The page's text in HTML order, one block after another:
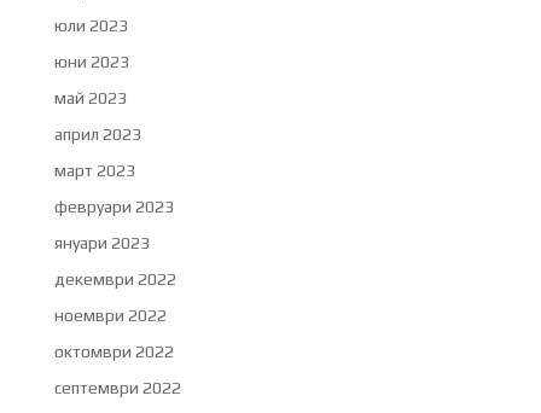
юли 2023
юни 2023
май 2023
април 2023
март 2023
февруари 2023
януари 2023
декември 2022
ноември 2022
октомври 2022
септември 2022